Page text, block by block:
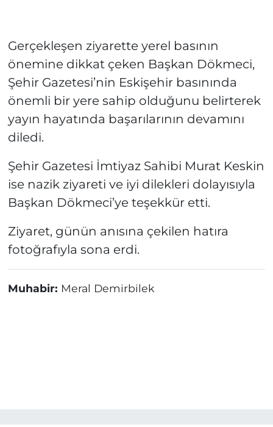
Gerçekleşen ziyarette yerel basının
önemine dikkat çeken Başkan Dökmeci,
Şehir Gazetesi’nin Eskişehir basınında
önemli bir yere sahip olduğunu belirterek
yayın hayatında başarılarının devamını
diledi.
Şehir Gazetesi İmtiyaz Sahibi Murat Keskin
ise nazik ziyareti ve iyi dilekleri dolayısıyla
Başkan Dökmeci’ye teşekkür etti.
Ziyaret, günün anısına çekilen hatıra
fotoğrafıyla sona erdi.
Muhabir: Meral Demirbilek